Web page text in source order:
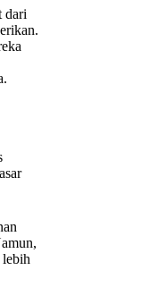
dari
lebih